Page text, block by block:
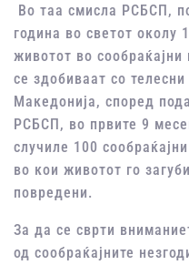
Во таа смисла РСБСП,
година во светот околу
животот во
се здобиваат со
Македонија, според
РСБСП, во првите 9
случиле 100
во кои животот го
повредени.
За да се сврти
од сообраќајните